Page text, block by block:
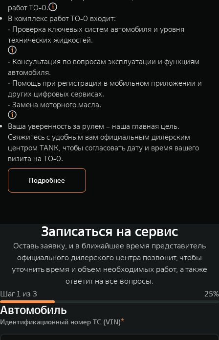
WEY 80
Масштаб возможностей
от 6 449 000 ₽
Масштаб возможностей
от 8 099 000 ₽
работ ТО-0.
В комплекс работ ТО-0 входит:
• Проверка ключевых систем автомобиля и уровня
технических жидкостей.
• Консультация по вопросам эксплуатации и функциям
автомобиля.
• Помощь при регистрации в мобильном приложении и
других цифровых сервисах.
• Замена моторного масла.
Ваша уверенность за рулем – наша главная цель.
Свяжитесь с удобным вам официальным дилерским
центром TANK, чтобы согласовать дату и время вашего
визита на ТО-0.
Подробнее
Записаться на сервис
Оставь заявку, и в ближайшее время представитель
официального дилерского центра позвонит, чтобы
уточнить время и объем необходимых работ, а также
ответит на все вопросы.
Шаг1 из 3 25%
Автомобиль
Идентификационный номер ТС (VIN)